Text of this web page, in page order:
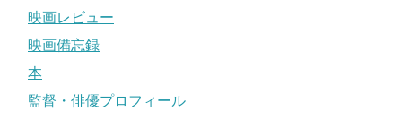
映画レビュー
映画備忘録
本
監督・俳優プロフィール